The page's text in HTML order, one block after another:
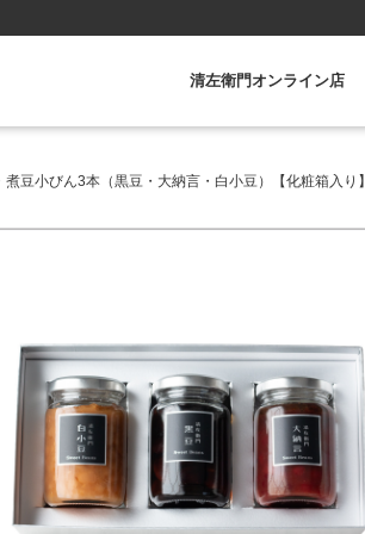
清左衛門オンライン店
煮豆小びん3本（黒豆・大納言・白小豆）【化粧箱入り】